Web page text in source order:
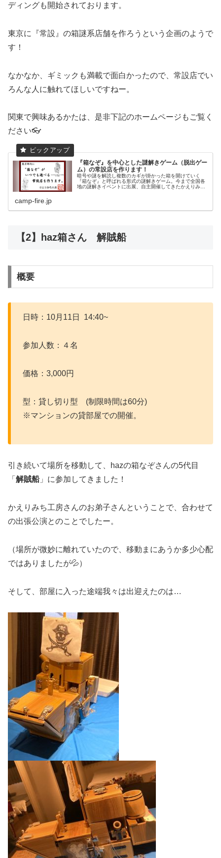
ディングも開始されております。
東京に『常設』の箱謎系店舗を作ろうという企画のようで
す！
なかなか、ギミックも満載で面白かったので、常設店でい
ろんな人に触れてほしいですねー。
関東で興味あるかたは、是非下記のホームページもご覧く
ださい👓
『箱なぞ』を中心とした謎解きゲーム（脱出ゲー
ム）の常設店を作ります！
暗号や謎を解読し複数のカギが掛かった箱を開けていく
『箱なぞ』と呼ばれる形式の謎解きゲーム。今まで全国各
地の謎解きイベントに出展、自主開催してきたかえりみち
camp-fire.jp
【2】haz箱さん 解賊船
概要
日時：10月11日 14:40~
参加人数：４名
価格：3,000円
型：貸し切り型 (制限時間は60分)
※マンションの貸部屋での開催。
引き続いて場所を移動して、hazの箱なぞさんの5代目
「 解賊船」に参加してきました！
かえりみち工房さんのお弟子さんということで、合わせて
の出張公演とのことでしたー。
（場所が微妙に離れていたので、移動まにあうか多少心配
ではありましたが💦）
そして、部屋に入った途端我々は出迎えたのは…